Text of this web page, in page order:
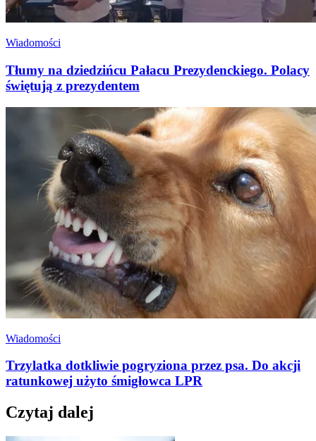
Wiadomości
Tłumy na dziedzińcu Pałacu Prezydenckiego. Polacy
świętują z prezydentem
Wiadomości
Trzylatka dotkliwie pogryziona przez psa. Do akcji
ratunkowej użyto śmigłowca LPR
Czytaj dalej